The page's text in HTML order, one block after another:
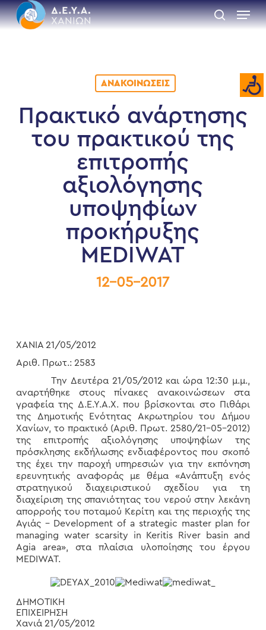
Skip
to
main
search
Menu
ΑΝΑΚΟΙΝΏΣΕΙΣ
Πρακτικό ανάρτησης
του πρακτικού της
επιτροπής
αξιολόγησης
υποψηφίων
προκήρυξης
MEDIWAT
12-05-2017
ΧΑΝΙΑ 21/05/2012
Αριθ. Πρωτ.: 2583
Την Δευτέρα 21/05/2012 και ώρα 12:30 μ.μ.,
αναρτήθηκε στους πίνακες ανακοινώσεων στα
γραφεία της Δ.Ε.Υ.Α.Χ. που βρίσκονται στο Πιθάρι
της Δημοτικής Ενότητας Ακρωτηρίου του Δήμου
Χανίων, το πρακτικό (Αριθ. Πρωτ. 2580/21-05-2012)
της επιτροπής αξιολόγησης υποψηφίων της
πρόσκλησης εκδήλωσης ενδιαφέροντος που σκοπό
της έχει την παροχή υπηρεσιών για την εκπόνηση
ερευνητικής αναφοράς με θέμα «Ανάπτυξη ενός
στρατηγικού διαχειριστικού σχεδίου για τη
διαχείριση της σπανιότητας του νερού στην λεκάνη
απορροής του ποταμού Κερίτη και της περιοχής της
Αγιάς – Development of a strategic master plan for
managing water scarsity in Keritis River basin and
Agia area», στα πλαίσια υλοποίησης του έργου
MEDIWAT.
ΔΗΜΟΤΙΚΗ
Χανιά 21/05/2012